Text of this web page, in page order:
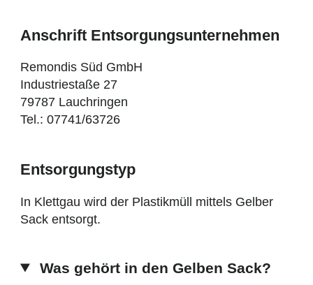
Anschrift Entsorgungsunternehmen
Remondis Süd GmbH
Industriestaße 27
79787 Lauchringen
Tel.: 07741/63726
Entsorgungstyp
In Klettgau wird der Plastikmüll mittels Gelber
Sack entsorgt.
Was gehört in den Gelben Sack?